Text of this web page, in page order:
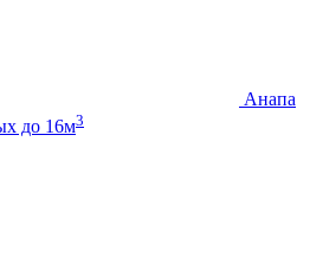
Анапа
до 16м3